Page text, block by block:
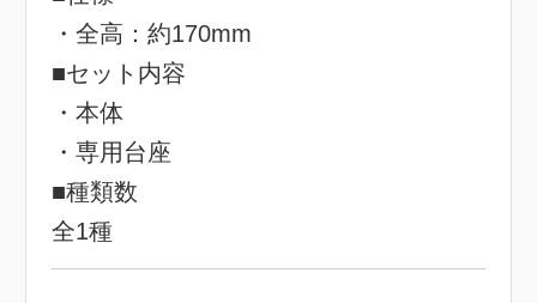
・全高：約170mm
■セット内容
・本体
・専用台座
■種類数
全1種